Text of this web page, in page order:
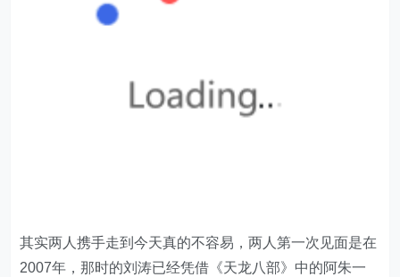
其实两人携手走到今天真的不容易，两人第一次见面是在
2007年，那时的刘涛已经凭借《天龙八部》中的阿朱一